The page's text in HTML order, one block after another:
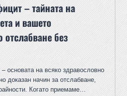
– тайната на
и вашето
без
основата на всяко здравословно
доказан начин за отслабване,
Когато приемаме…